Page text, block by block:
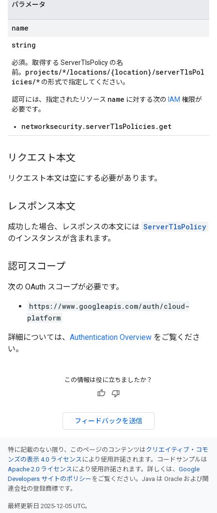
パラメータ
name
string
必須。取得する ServerTlsPolicy の名
前。 projects/*/locations/{location}/serverTlsPol
icies/* の形式で指定してください。
認可には、指定されたリソース name に対する次の IAM 権限が
必要です。
networksecurity.serverTlsPolicies.get
リクエスト本文
リクエスト本文は空にする必要があります。
レスポンス本文
成功した場合、レスポンスの本文には ServerTlsPolicy
のインスタンスが含まれます。
認可スコープ
次の OAuth スコープが必要です。
https://www.googleapis.com/auth/cloud-
platform
詳細については、 Authentication Overview をご覧くださ
い。
この情報は役に立ちましたか？
フィードバックを送信
特に記載のない限り、このページのコンテンツはクリエイティブ・コモ
ンズの表示 4.0 ライセンス により使用許諾されます。コードサンプルは
Apache 2.0 ライセンス により使用許諾されます。詳しくは、 Google
Developers サイトのポリシー をご覧ください。Java は Oracle および関
連会社の登録商標です。
最終更新日 2025-12-05 UTC。